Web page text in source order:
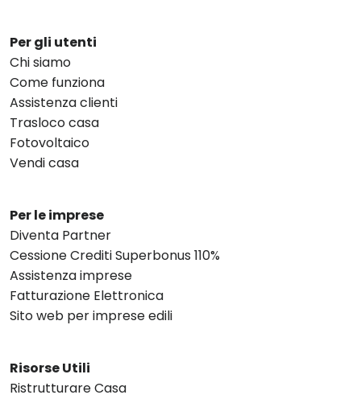
Per gli utenti
Chi siamo
Come funziona
Assistenza clienti
Trasloco casa
Fotovoltaico
Vendi casa
Per le imprese
Diventa Partner
Cessione Crediti Superbonus 110%
Assistenza imprese
Fatturazione Elettronica
Sito web per imprese edili
Risorse Utili
Ristrutturare Casa